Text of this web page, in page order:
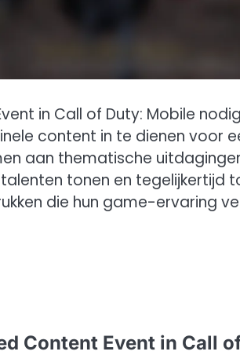
in Call of Duty: Mobile
content in te dienen voor
aan thematische
tonen en tegelijkertijd
die hun game-ervaring
Content Event in Call